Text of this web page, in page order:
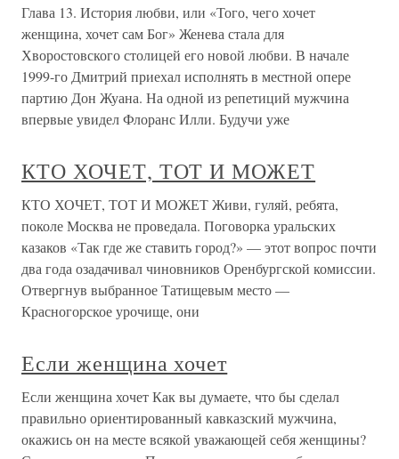
Глава 13. История любви, или «Того, чего хочет
женщина, хочет сам Бог» Женева стала для
Хворостовского столицей его новой любви. В начале
1999-го Дмитрий приехал исполнять в местной опере
партию Дон Жуана. На одной из репетиций мужчина
впервые увидел Флоранс Илли. Будучи уже
КТО ХОЧЕТ, ТОТ И МОЖЕТ
КТО ХОЧЕТ, ТОТ И МОЖЕТ Живи, гуляй, ребята,
поколе Москва не проведала. Поговорка уральских
казаков «Так где же ставить город?» — этот вопрос почти
два года озадачивал чиновников Оренбургской комиссии.
Отвергнув выбранное Татищевым место —
Красногорское урочище, они
Если женщина хочет
Если женщина хочет Как вы думаете, что бы сделал
правильно ориентированный кавказский мужчина,
окажись он на месте всякой уважающей себя женщины?